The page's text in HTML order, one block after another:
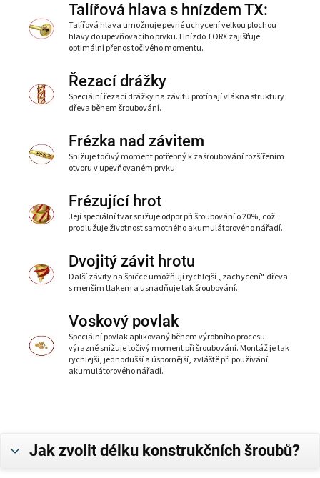
Talířová hlava s hnízdem TX:
Talířová hlava umožnuje pevné uchycení velkou plochou
hlavy do upevňovacího prvku. Hnízdo TORX zajišťuje
optimální přenos točivého momentu.
Řezací drážky
Speciální řezací drážky na závitu protínají vlákna struktury
dřeva během šroubování.
Frézka nad závitem
Snižuje točivý moment potřebný k zašroubování rozšířením
otvoru v upevňovaném prvku.
Frézující hrot
Její speciální tvar snižuje odpor při šroubování o 20%, což
prodlužuje životnost samotného akumulátorového nářadí.
Dvojitý závit hrotu
Další závity na špičce umožňují rychlejší „zachycení“ dřeva
s menším tlakem a usnadňuje tak šroubování.
Voskový povlak
Speciální povlak aplikovaný během výrobního procesu
výrazně snižuje točivý moment při šroubování. Montáž je tak
rychlejší, jednodušší a úspornější, zvláště při používání
akumulátorového nářadí.
Jak zvolit délku konstrukčních šroubů?